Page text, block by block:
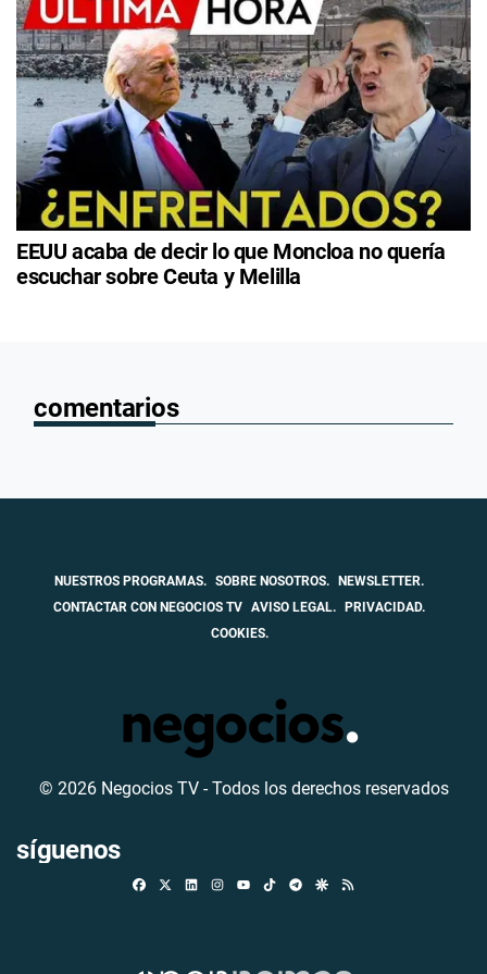
EEUU acaba de decir lo que Moncloa no quería
escuchar sobre Ceuta y Melilla
comentarios
NUESTROS PROGRAMAS. SOBRE NOSOTROS.
NEWSLETTER.
CONTACTAR CON NEGOCIOS TV AVISO LEGAL.
PRIVACIDAD.
COOKIES.
© 2026 Negocios TV - Todos los derechos reservados
síguenos
FacebookLinkedinInstagramTikTokTelegramGoogle Discover